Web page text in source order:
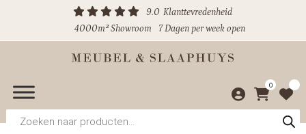
9.0 Klanttevredenheid
4000m² Showroom
7 Dagen per week open
0
Producten
zoeken